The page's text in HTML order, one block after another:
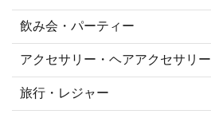
飲み会・パーティー
アクセサリー・ヘアアクセサリー
旅行・レジャー